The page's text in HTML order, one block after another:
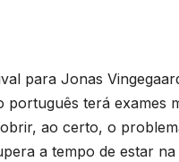
para Jonas
português terá exames
ao certo, o
a tempo de estar